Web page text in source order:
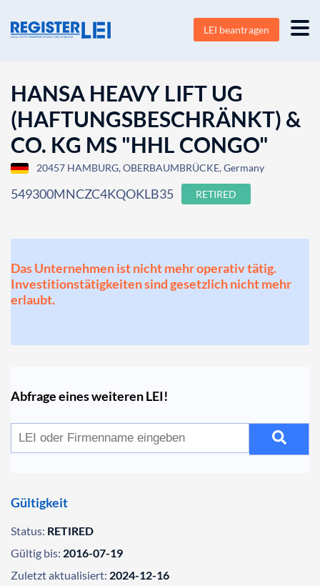
LEI beantragen
HANSA HEAVY LIFT UG
(HAFTUNGSBESCHRÄNKT) &
CO. KG MS "HHL CONGO"
20457 HAMBURG, OBERBAUMBRÜCKE, Germany
549300MNCZC4KQOKLB35 RETIRED
Das Unternehmen ist nicht mehr operativ tätig.
Investitionstätigkeiten sind gesetzlich nicht mehr
erlaubt.
Abfrage eines weiteren LEI!
Gültigkeit
Status: RETIRED
Gültig bis: 2016-07-19
Zuletzt aktualisiert: 2024-12-16